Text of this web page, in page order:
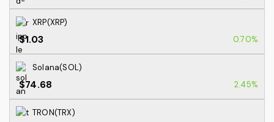
XRP(XRP)
$1.03 0.70%
Solana(SOL)
$74.68 2.45%
TRON(TRX)